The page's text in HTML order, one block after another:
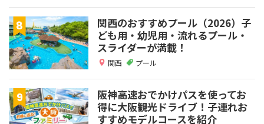
関西のおすすめプール（2026）子
ども用・幼児用・流れるプール・
スライダーが満載！
関西 プール
阪神高速おでかけパスを使ってお
得に大阪観光ドライブ！子連れお
すすめモデルコースを紹介